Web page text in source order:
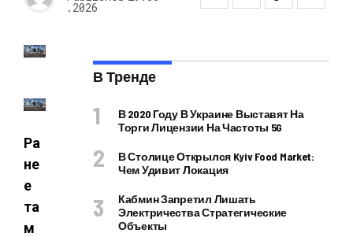
.2026
Ра
не
е
та
м
В Тренде
В 2020 Году В Украине Выставят На
Торги Лицензии На Частоты 5G
В Столице Открылся Kyiv Food Market:
Чем Удивит Локация
Кабмин Запретил Лишать
Электричества Стратегические
Объекты